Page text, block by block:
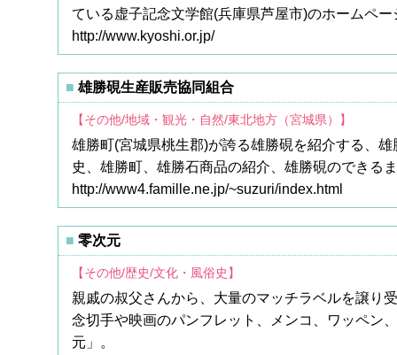
ている虚子記念文学館(兵庫県芦屋市)のホームペ
http://www.kyoshi.or.jp/
雄勝硯生産販売協同組合
【その他/地域・観光・自然/東北地方（宮城県）】
雄勝町(宮城県桃生郡)が誇る雄勝硯を紹介する、
史、雄勝町、雄勝石商品の紹介、雄勝硯のできる
http://www4.famille.ne.jp/~suzuri/index.html
零次元
【その他/歴史/文化・風俗史】
親戚の叔父さんから、大量のマッチラベルを譲り
念切手や映画のパンフレット、メンコ、ワッペン
元」。